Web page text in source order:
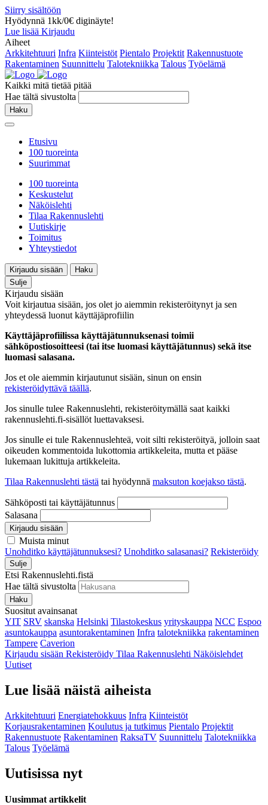
Siirry sisältöön
Hyödynnä 1kk/0€ diginäyte!
Lue lisää Kirjaudu
Aiheet
Arkkitehtuuri Infra Kiinteistöt Pientalo Projektit Rakennustuote
Rakentaminen Suunnittelu Talotekniikka Talous Työelämä
Kaikki mitä tietää pitää
Hae tältä sivustolta
Haku
Etusivu
100 tuoreinta
Suurimmat
100 tuoreinta
Keskustelut
Näköislehti
Tilaa Rakennuslehti
Uutiskirje
Toimitus
Yhteystiedot
Kirjaudu sisään
Haku
Sulje
Kirjaudu sisään
Voit kirjautua sisään, jos olet jo aiemmin rekisteröitynyt ja sen
yhteydessä luonut käyttäjäprofiilin
Käyttäjäprofiilissa käyttäjätunnuksenasi toimii
sähköpostiosoitteesi (tai itse luomasi käyttäjätunnus) sekä itse
luomasi salasana.
Jos et ole aiemmin kirjautunut sisään, sinun on ensin
rekisteröidyttävä täällä.
Jos sinulle tulee Rakennuslehti, rekisteröitymällä saat kaikki
rakennuslehti.fi-sisällöt luettavaksesi.
Jos sinulle ei tule Rakennuslehteä, voit silti rekisteröityä, jolloin saat
oikeuden kommentoida lukottomia artikkeleita, mutta et pääse
lukemaan lukittuja artikkeleita.
Tilaa Rakennuslehti tästä tai hyödynnä maksuton koejakso tästä.
Sähköposti tai käyttäjätunnus
Salasana
Kirjaudu sisään
Muista minut
Unohditko käyttäjätunnuksesi? Unohditko salasanasi? Rekisteröidy
Sulje
Etsi Rakennuslehti.fistä
Hae tältä sivustolta
Haku
Suositut avainsanat
YIT SRV skanska Helsinki Tilastokeskus yrityskauppa NCC Espoo
asuntokauppa asuntorakentaminen Infra talotekniikka rakentaminen
Tampere Caverion
Kirjaudu sisään Rekisteröidy Tilaa Rakennuslehti Näköislehdet
Uutiset
Lue lisää näistä aiheista
Arkkitehtuuri Energiatehokkuus Infra Kiinteistöt
Korjausrakentaminen Koulutus ja tutkimus Pientalo Projektit
Rakennustuote Rakentaminen RaksaTV Suunnittelu Talotekniikka
Talous Työelämä
Uutisissa nyt
Uusimmat artikkelit